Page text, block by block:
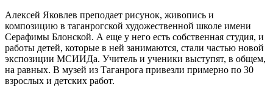
Алексей Яковлев преподает рисунок, живопись и
композицию в таганрогской художественной школе имени
Серафимы Блонской. А еще у него есть собственная студия, и
работы детей, которые в ней занимаются, стали частью новой
экспозиции МСИИДа. Учитель и ученики выступят, в общем,
на равных. В музей из Таганрога привезли примерно по 30
взрослых и детских работ.